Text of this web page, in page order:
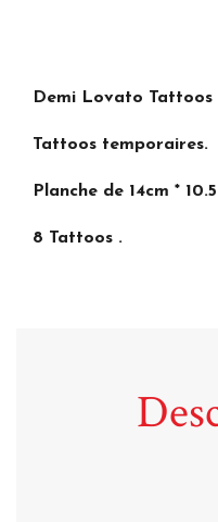
Demi Lovato Tattoos
Tattoos temporaires.
Planche de 14cm *
8 Tattoos .